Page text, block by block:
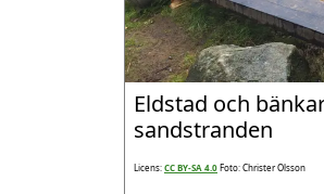
Eldstad och
sandstranden
Licens:CC BY-SA 4.0Foto: Christer Olsson